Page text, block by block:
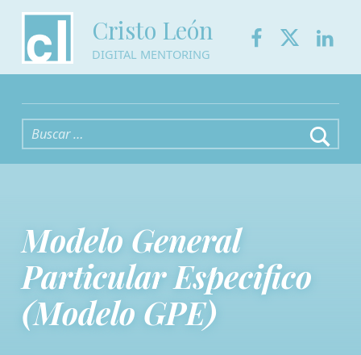
Cristo León
DIGITAL MENTORING
Buscar:
Modelo General
Particular Especifico
(Modelo GPE)